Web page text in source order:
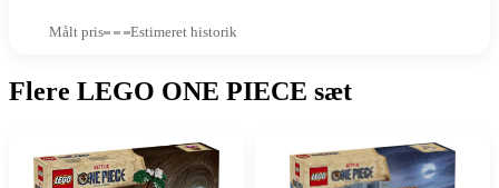
Målt pris Estimeret historik
Flere LEGO ONE PIECE sæt